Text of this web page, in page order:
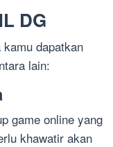
DG
dapatkan
lain:
game online yang
khawatir akan